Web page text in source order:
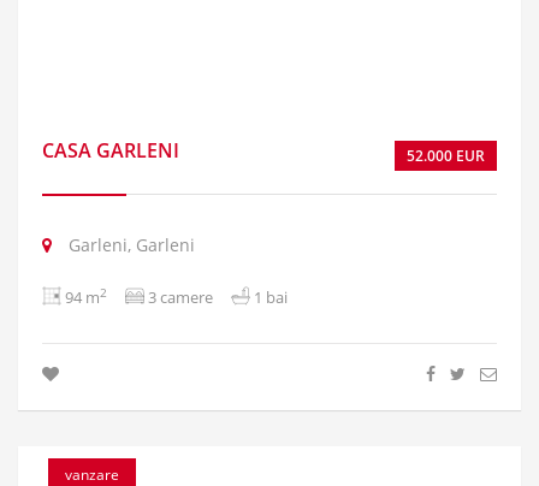
CASA GARLENI 52.000 EUR
Garleni, Garleni
94 m2 3 camere 1 bai
vanzare